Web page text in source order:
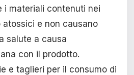
i materiali contenuti nei
atossici e non causano
salute a causa
con il prodotto.
e taglieri per il consumo di